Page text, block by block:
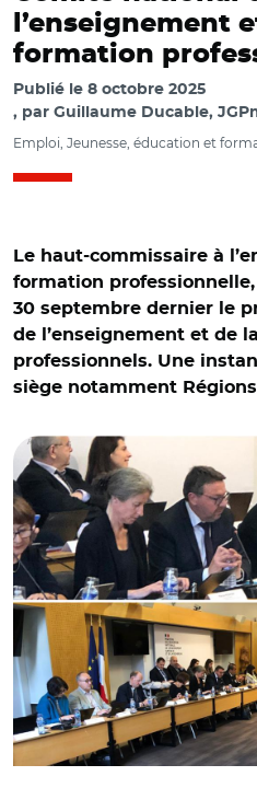
l’enseignement
formation
Publié le 8 octobre 2025
par Guillaume Ducable,
Emploi, Jeunesse, éducation et
Le haut-commissaire à
formation
30 septembre dernier le
de l’enseignement et de
professionnels. Une
siège notamment
© @kamelchibli/ Installation
l’enseignement et de la